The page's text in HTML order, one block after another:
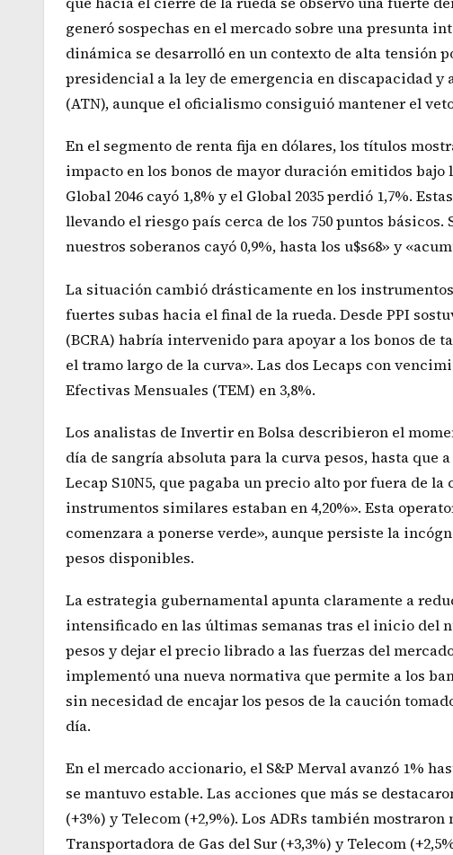
generó sospechas en el mercado sobre una presunta
dinámica se desarrolló en un contexto de alta tensión
presidencial a la ley de emergencia en discapacidad
(ATN), aunque el oficialismo consiguió mantener el
En el segmento de renta fija en dólares, los títulos
impacto en los bonos de mayor duración emitidos
Global 2046 cayó 1,8% y el Global 2035 perdió 1,7%.
llevando el riesgo país cerca de los 750 puntos
nuestros soberanos cayó 0,9%, hasta los u$s68» y
La situación cambió drásticamente en los
fuertes subas hacia el final de la rueda. Desde PPI
(BCRA) habría intervenido para apoyar a los bonos de
el tramo largo de la curva». Las dos Lecaps con
Efectivas Mensuales (TEM) en 3,8%.
Los analistas de Invertir en Bolsa describieron el
día de sangría absoluta para la curva pesos, hasta que
Lecap S10N5, que pagaba un precio alto por fuera de
instrumentos similares estaban en 4,20%». Esta
comenzara a ponerse verde», aunque persiste la
pesos disponibles.
La estrategia gubernamental apunta claramente a
intensificado en las últimas semanas tras el inicio del
pesos y dejar el precio librado a las fuerzas del
implementó una nueva normativa que permite a los
sin necesidad de encajar los pesos de la caución
día.
En el mercado accionario, el S&P Merval avanzó 1%
se mantuvo estable. Las acciones que más se
(+3%) y Telecom (+2,9%). Los ADRs también
Transportadora de Gas del Sur (+3,3%) y Telecom